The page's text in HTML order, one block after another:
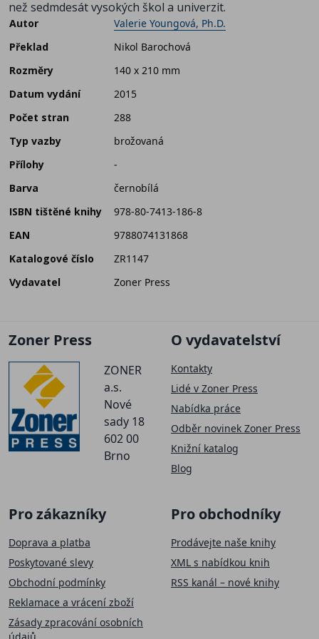
než sedmdesát vysokých škol a univerzit.
Autor
Valerie Youngová, Ph.D.
Překlad
Nikol Barochová
Rozměry
140 x 210 mm
Datum vydání
2015
Počet stran
288
Typ vazby
brožovaná
Přílohy
-
Barva
černobílá
ISBN tištěné knihy
978-80-7413-186-8
EAN
9788074131868
Katalogové číslo
ZR1147
Vydavatel
Zoner Press
Zoner Press
ZONER
a.s.
Nové
sady 18
602 00
Brno
O vydavatelství
Kontakty
Lidé v Zoner Press
Nabídka práce
Odběr novinek Zoner Press
Knižní katalog
Blog
Pro zákazníky
Doprava a platba
Poskytované slevy
Obchodní podmínky
Reklamace a vrácení zboží
Zásady zpracování osobních
údajů
Pro obchodníky
Prodávejte naše knihy
XML s nabídkou knih
RSS kanál – nové knihy